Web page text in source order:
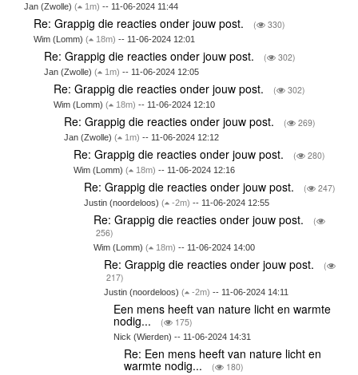
Jan (Zwolle) ( 1m) -- 11-06-2024 11:44
Re: Grappig die reacties onder jouw post. ( 330)
Wim (Lomm)( 18m) -- 11-06-2024 12:01
Re: Grappig die reacties onder jouw post. ( 302)
Jan (Zwolle) ( 1m) -- 11-06-2024 12:05
Re: Grappig die reacties onder jouw post. ( 302)
Wim (Lomm)( 18m) -- 11-06-2024 12:10
Re: Grappig die reacties onder jouw post. ( 269)
Jan (Zwolle) ( 1m) -- 11-06-2024 12:12
Re: Grappig die reacties onder jouw post. ( 280)
Wim (Lomm)( 18m) -- 11-06-2024 12:16
Re: Grappig die reacties onder jouw post. ( 247)
Justin (noordeloos) ( -2m) -- 11-06-2024 12:55
Re: Grappig die reacties onder jouw post.
(
256)
Wim (Lomm)( 18m) -- 11-06-2024 14:00
Re: Grappig die reacties onder jouw post.
(
217)
Justin (noordeloos) ( -2m) -- 11-06-2024 14:11
Een mens heeft van nature licht en warmte
nodig... ( 175)
Nick (Wierden) -- 11-06-2024 14:31
Re: Een mens heeft van nature licht en
warmte nodig... ( 180)